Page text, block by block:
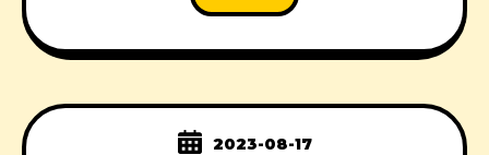
2023-08-17